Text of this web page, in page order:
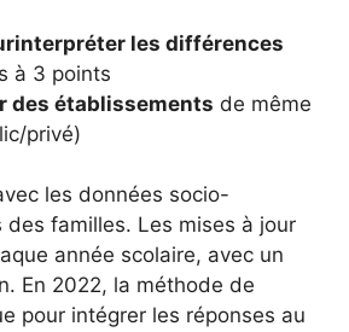
les différences
à 3 points
des établissements de même
privé)
les données socio-
des familles. Les mises à jour
année scolaire, avec un
En 2022, la méthode de
pour intégrer les réponses au